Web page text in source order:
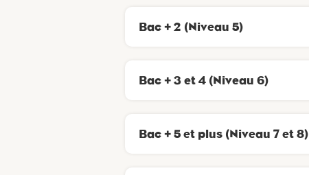
Bac + 2 (Niveau 5)
Bac + 3 et 4 (Niveau 6)
Bac + 5 et plus (Niveau 7 et 8)